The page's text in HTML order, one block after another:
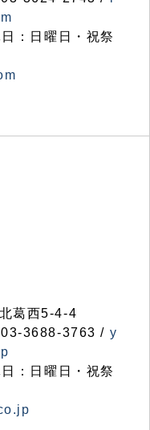
：日曜日・祝祭
葛西5-4-4
3688-3763 / y
：日曜日・祝祭